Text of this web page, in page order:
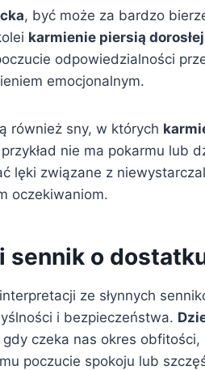
, być może za bardzo
karmienie piersią
odpowiedzialności
emocjonalnym.
również sny, w których
nie ma pokarmu lub
lęki związane z
oczekiwaniom.
sennik o
ze słynnych
i bezpieczeństwa.
czeka nas okres
poczucie spokoju lub